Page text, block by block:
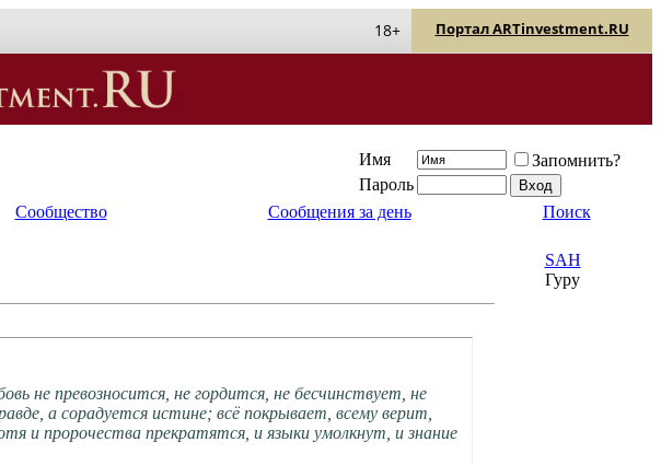
Портал ARTinvestment.RU
18+
Имя
Запомнить?
Пароль
Сообщество Сообщения за день Поиск
не превозносится, не гордится, не бесчинствует, не
а сорадуется истине; всё покрывает, всему верит,
и пророчества прекратятся, и языки умолкнут, и знание
SAH
Гуру